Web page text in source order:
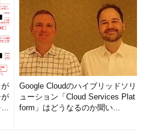
械翻訳］（サポート技術情報
ラムをインストールできない
）
で利用可能な更新を検索すると
示される（サポート技術情報
Google Cloudのハイブリッドソリ
ューション「Cloud Services Plat
form」はどうなるのか聞い...